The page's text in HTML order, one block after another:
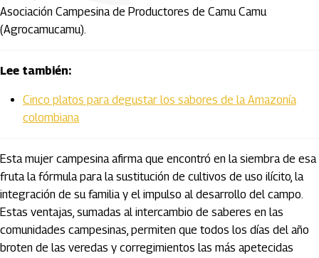
Asociación Campesina de Productores de Camu Camu
(Agrocamucamu).
Lee también:
Cinco platos para degustar los sabores de la Amazonía
colombiana
Esta mujer campesina afirma que encontró en la siembra de esa
fruta la fórmula para la sustitución de cultivos de uso ilícito, la
integración de su familia y el impulso al desarrollo del campo.
Estas ventajas, sumadas al intercambio de saberes en las
comunidades campesinas, permiten que todos los días del año
broten de las veredas y corregimientos las más apetecidas